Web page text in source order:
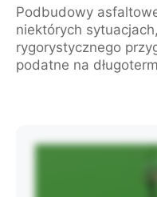
Podbudowy
niektórych
rygorystycznego
podatne na